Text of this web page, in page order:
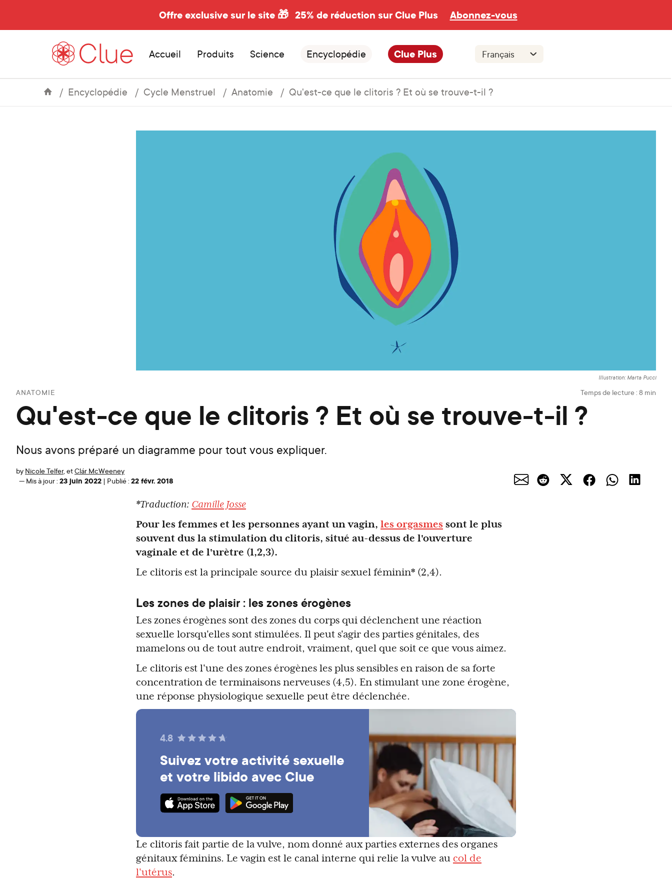
Offre exclusive sur le site 🎁 25% de réduction sur Clue Plus Abonnez-vous
Accueil Produits Science Encyclopédie Clue Plus
Encyclopédie Cycle Menstruel Anatomie Qu'est-ce que le clitoris ? Et où se trouve-t-il ?
Illustration: Marta Pucci
ANATOMIE Temps de lecture : 8 min
Qu'est-ce que le clitoris ? Et où se trouve-t-il ?
Nous avons préparé un diagramme pour tout vous expliquer.
by Nicole Telfer, etClár McWeeney
— Mis à jour : 23 juin 2022 | Publié : 22 févr. 2018
*Traduction: Camille Josse
Pour les femmes et les personnes ayant un vagin, les orgasmes sont le plus
souvent dus la stimulation du clitoris, situé au-dessus de l'ouverture
vaginale et de l'urètre (1,2,3).
Le clitoris est la principale source du plaisir sexuel féminin* (2,4).
Les zones de plaisir : les zones érogènes
Les zones érogènes sont des zones du corps qui déclenchent une réaction
sexuelle lorsqu'elles sont stimulées. Il peut s'agir des parties génitales, des
mamelons ou de tout autre endroit, vraiment, quel que soit ce que vous aimez.
Le clitoris est l'une des zones érogènes les plus sensibles en raison de sa forte
concentration de terminaisons nerveuses (4,5). En stimulant une zone érogène,
une réponse physiologique sexuelle peut être déclenchée.
4.8
Suivez votre activité sexuelle
et votre libido avec Clue
Le clitoris fait partie de la vulve, nom donné aux parties externes des organes
génitaux féminins. Le vagin est le canal interne qui relie la vulve au col de
l'utérus.